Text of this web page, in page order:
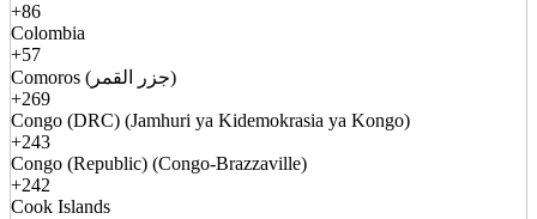
+86
Colombia
+57
Comoros (جزر القمر)
+269
Congo (DRC) (Jamhuri ya Kidemokrasia ya Kongo)
+243
Congo (Republic) (Congo-Brazzaville)
+242
Cook Islands